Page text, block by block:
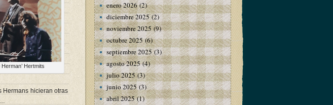
Hertmits
Hermans hicieran otras
enero 2026(2)
diciembre 2025(2)
noviembre 2025(9)
octubre 2025(6)
septiembre 2025(3)
agosto 2025(4)
julio 2025(3)
junio 2025(3)
abril 2025(1)